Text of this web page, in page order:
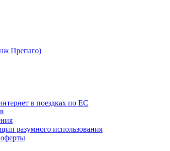
Препаго)
в поездках по ЕС
разумного использования